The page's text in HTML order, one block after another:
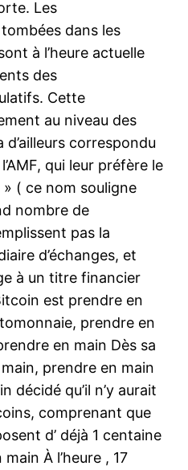
Les
dans les
à l’heure actuelle
des
Cette
au niveau des
correspondu
qui leur préfère le
( ce nom souligne
nombre de
pas la
d’échanges, et
à un titre financier
est prendre en
prendre en
en main Dès sa
prendre en main
décidé qu’il n’y aurait
comprenant que
d’ déjà 1 centaine
À l’heure , 17